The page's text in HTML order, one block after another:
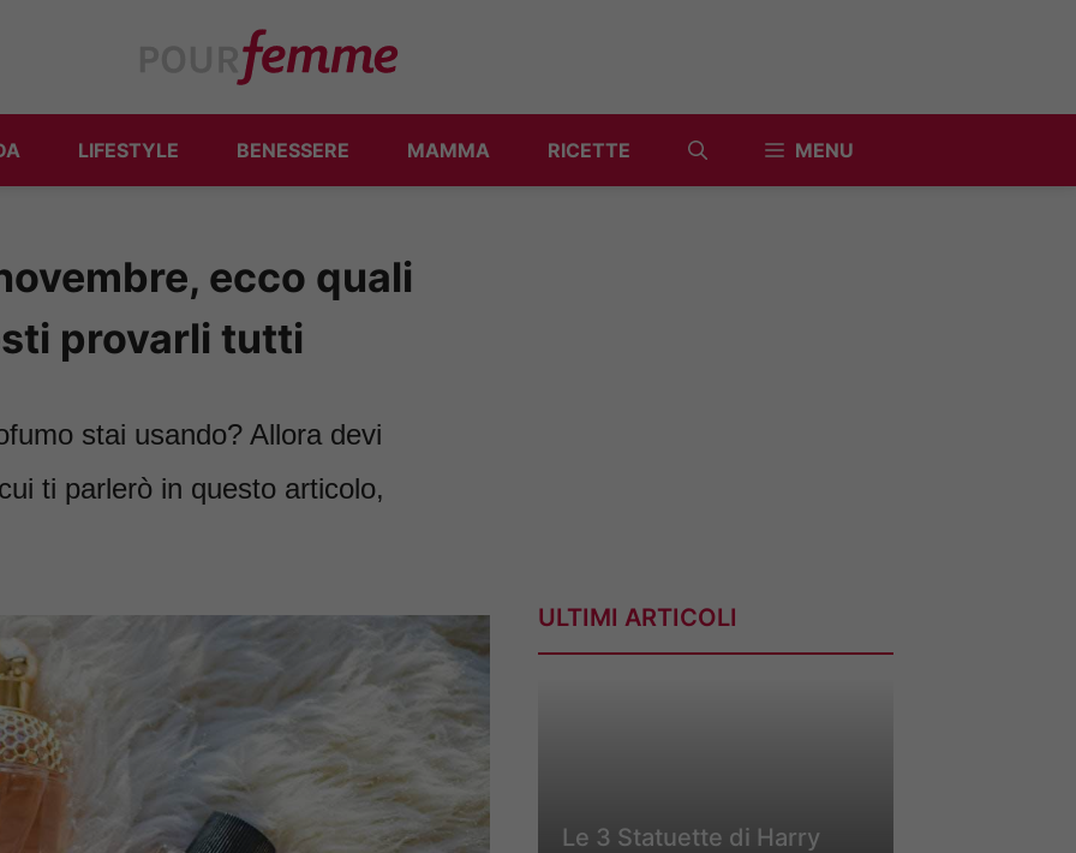
LIFESTYLE BENESSERE MAMMA RICETTE MENU
ecco quali
provarli tutti
stai usando? Allora devi
ti parlerò in questo articolo,
ULTIMI ARTICOLI
Le 3 Statuette di Harry